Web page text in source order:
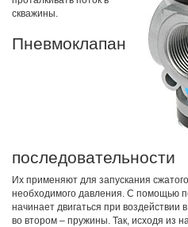
скважины.
Пневмоклапан
последовательности
Их применяют для запускания
необходимого давления. С помощью
начинает двигаться при воздействии
во втором – пружины. Так, исходя из